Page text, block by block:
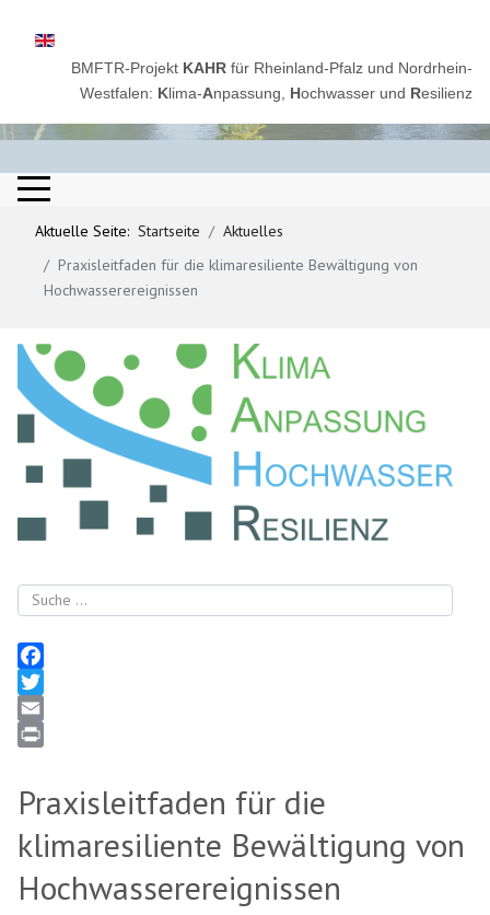
Sprache auswählen
BMFTR-Projekt KAHR für Rheinland-Pfalz und Nordrhein-
Westfalen: Klima-Anpassung, Hochwasser und Resilienz
Aktuelle Seite:Startseite
Aktuelles
Praxisleitfaden für die klimaresiliente Bewältigung von
Hochwasserereignissen
Suchen
Facebook
Twitter
Email
Praxisleitfaden für die
klimaresiliente Bewältigung von
Hochwasserereignissen